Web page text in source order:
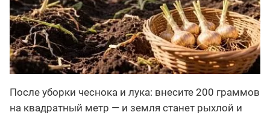
После уборки чеснока и лука: внесите 200 граммов
на квадратный метр — и земля станет рыхлой и